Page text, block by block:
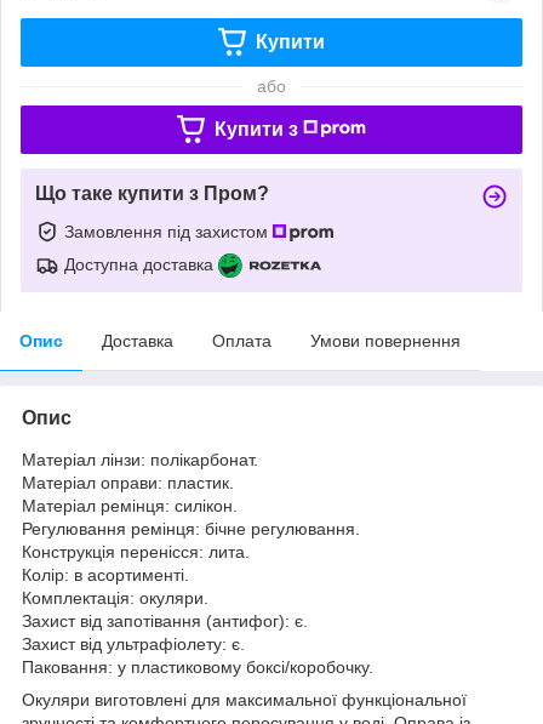
Купити
або
Купити з
Що таке купити з Пром?
Замовлення під захистом
Доступна доставка
Опис Доставка Оплата Умови повернення
Опис
Матеріал лінзи: полікарбонат.
Матеріал оправи: пластик.
Матеріал ремінця: силікон.
Регулювання ремінця: бічне регулювання.
Конструкція перенісся: лита.
Колір: в асортименті.
Комплектація: окуляри.
Захист від запотівання (антифог): є.
Захист від ультрафіолету: є.
Паковання: у пластиковому боксі/коробочку.
Окуляри виготовлені для максимальної функціональної